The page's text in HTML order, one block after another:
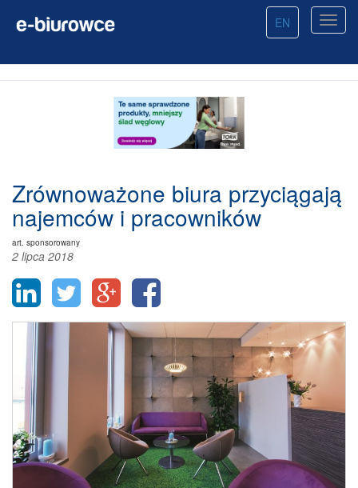
EN
Zrównoważone biura przyciągają
najemców i pracowników
art. sponsorowany
2 lipca 2018